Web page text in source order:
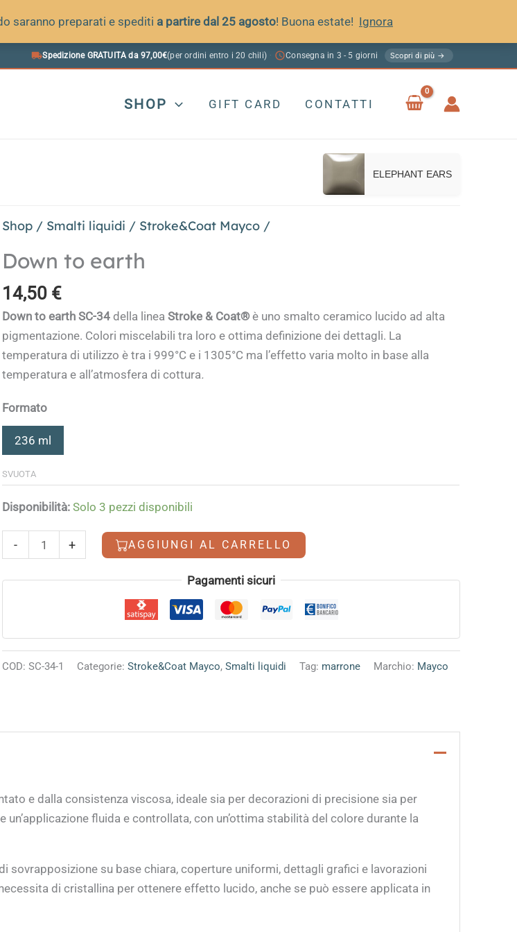
saranno preparati e spediti a partire dal 25 agosto! Buona estate! Ignora
Spedizione GRATUITA da 97,00€(per ordini entro i 20 chili) · Consegna in 3 - 5 giorni Scopri di più →
SHOP GIFT CARD CONTATTI
ELEPHANT EARS
Shop / Smalti liquidi / Stroke&Coat Mayco /
Down to earth
14,50 €
Down to earth SC-34 della lineaStroke & Coat®è uno smalto ceramico lucido ad alta
pigmentazione. Colori miscelabili tra loro e ottima definizione dei dettagli. La
temperatura di utilizzo è tra i 999°C e i 1305°C ma l’effetto varia molto in base alla
temperatura e all’atmosfera di cottura.
Formato
236 ml
SVUOTA
Disponibilità: Solo 3 pezzi disponibili
-
to
earth
+ AGGIUNGI AL CARRELLO
Alternative: Pagamenti sicuri
COD:SC-34-1 Categorie:Stroke&Coat Mayco,Smalti liquidi Tag: marrone Marchio: Mayco
e dalla consistenza viscosa, ideale sia per decorazioni di precisione sia per
fluida e controllata, con un’ottima stabilità del colore durante la
su base chiara, coperture uniformi, dettagli grafici e lavorazioni
di cristallina per ottenere effetto lucido, anche se può essere applicata in